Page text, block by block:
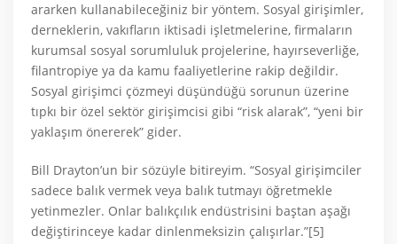
ararken kullanabileceğiniz bir yöntem. Sosyal girişimler,
derneklerin, vakıfların iktisadi işletmelerine, firmaların
kurumsal sosyal sorumluluk projelerine, hayırseverliğe,
filantropiye ya da kamu faaliyetlerine rakip değildir.
Sosyal girişimci çözmeyi düşündüğü sorunun üzerine
tıpkı bir özel sektör girişimcisi gibi “risk alarak”, “yeni bir
yaklaşım önererek” gider.
Bill Drayton’un bir sözüyle bitireyim. “Sosyal girişimciler
sadece balık vermek veya balık tutmayı öğretmekle
yetinmezler. Onlar balıkçılık endüstrisini baştan aşağı
değiştirinceye kadar dinlenmeksizin çalışırlar.”[5]